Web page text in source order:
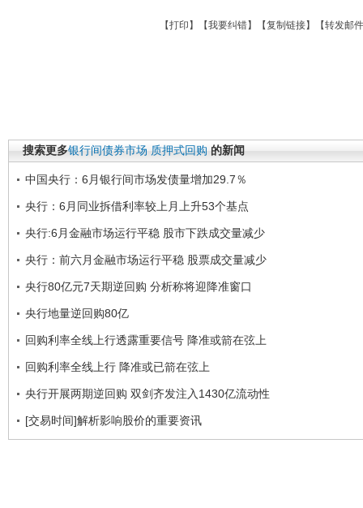
【打印 】【我要纠错】【复制链接】【转发邮件
搜索更多银行间债券市场 质押式回购 的新闻
中国央行：6月银行间市场发债量增加29.7％
央行：6月同业拆借利率较上月上升53个基点
央行:6月金融市场运行平稳 股市下跌成交量减少
央行：前六月金融市场运行平稳 股票成交量减少
央行80亿元7天期逆回购 分析称将迎降准窗口
央行地量逆回购80亿
回购利率全线上行透露重要信号 降准或箭在弦上
回购利率全线上行 降准或已箭在弦上
央行开展两期逆回购 双剑齐发注入1430亿流动性
[交易时间]解析影响股价的重要资讯